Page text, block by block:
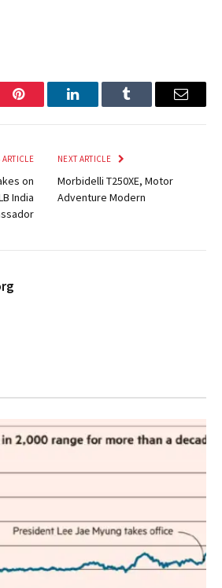
Pinterest LinkedInTumblr Email
ARTICLE
on
India
NEXT ARTICLE
Morbidelli T250XE, Motor
Adventure Modern